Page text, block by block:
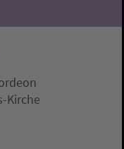
Kirche